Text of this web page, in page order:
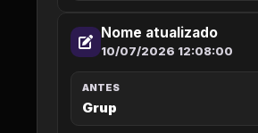
Nome atualizado
10/07/2026 12:08:00
ANTES
Grup